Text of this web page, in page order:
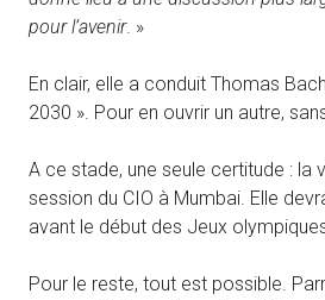
pour l’avenir. »
En clair, elle a conduit Thomas
2030 ». Pour en ouvrir un autre,
A ce stade, une seule certitude : la
session du CIO à Mumbai. Elle
avant le début des Jeux
Pour le reste, tout est possible.